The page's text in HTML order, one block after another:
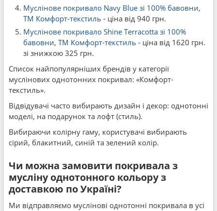
Муслінове покривало Navy Blue зі 100% бавовни,
ТМ Комфорт-текстиль - ціна від 940 грн.
Муслінове покривало Shine Terracotta зі 100%
бавовни, ТМ Комфорт-текстиль - ціна від 1620 грн.
зі знижкою 325 грн.
Список найпопулярніших брендів у категорії
муслінових однотонних покривал: «Комфорт-
текстиль».
Відвідувачі часто вибирають дизайн і декор: однотонні
моделі, на подарунок та лофт (стиль).
Вибираючи колірну гаму, користувачі вибирають
сірий, блакитний, синій та зелений колір.
Чи можна замовити покривала з
мусліну однотонного кольору з
доставкою по Україні?
Ми відправляємо муслінові однотонні покривала в усі